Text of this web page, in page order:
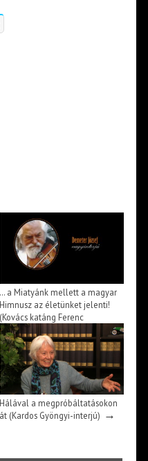
… a Miatyánk mellett a magyar
Himnusz az életünket jelenti!
(Kovács katáng Ferenc
beszélgetése Demeter Józseffel)
→
Hálával a megpróbáltatásokon
át (Kardos Gyöngyi-interjú) →